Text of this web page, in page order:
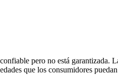
pero no está garantizada.
que los consumidores